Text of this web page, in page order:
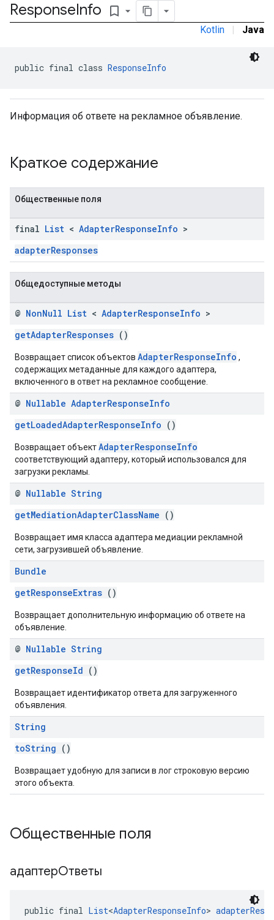
ResponseInfo bookmark_border
Kotlin | Java
public final class ResponseInfo
Информация об ответе на рекламное объявление.
Краткое содержание
Общественные поля
final List < AdapterResponseInfo >
adapterResponses
Общедоступные методы
@ NonNull List < AdapterResponseInfo >
getAdapterResponses ()
Возвращает список объектов AdapterResponseInfo ,
содержащих метаданные для каждого адаптера,
включенного в ответ на рекламное сообщение.
@ Nullable AdapterResponseInfo
getLoadedAdapterResponseInfo ()
Возвращает объектAdapterResponseInfo
соответствующий адаптеру, который использовался для
загрузки рекламы.
@ Nullable String
getMediationAdapterClassName ()
Возвращает имя класса адаптера медиации рекламной
сети, загрузившей объявление.
Bundle
getResponseExtras ()
Возвращает дополнительную информацию об ответе на
объявление.
@ Nullable String
getResponseId ()
Возвращает идентификатор ответа для загруженного
объявления.
String
toString ()
Возвращает удобную для записи в лог строковую версию
этого объекта.
Общественные поля
адаптерОтветы
public final List<AdapterResponseInfo>